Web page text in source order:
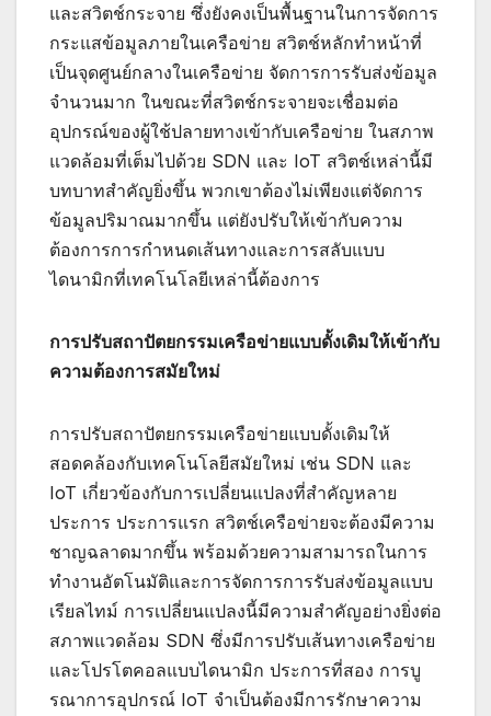
และสวิตช์กระจาย ซึ่งยังคงเป็นพื้นฐานในการจัดการ
กระแสข้อมูลภายในเครือข่าย สวิตช์หลักทำหน้าที่
เป็นจุดศูนย์กลางในเครือข่าย จัดการการรับส่งข้อมูล
จำนวนมาก ในขณะที่สวิตช์กระจายจะเชื่อมต่อ
อุปกรณ์ของผู้ใช้ปลายทางเข้ากับเครือข่าย ในสภาพ
แวดล้อมที่เต็มไปด้วย SDN และ IoT สวิตช์เหล่านี้มี
บทบาทสำคัญยิ่งขึ้น พวกเขาต้องไม่เพียงแต่จัดการ
ข้อมูลปริมาณมากขึ้น แต่ยังปรับให้เข้ากับความ
ต้องการการกำหนดเส้นทางและการสลับแบบ
ไดนามิกที่เทคโนโลยีเหล่านี้ต้องการ
การปรับสถาปัตยกรรมเครือข่ายแบบดั้งเดิมให้เข้ากับ
ความต้องการสมัยใหม่
การปรับสถาปัตยกรรมเครือข่ายแบบดั้งเดิมให้
สอดคล้องกับเทคโนโลยีสมัยใหม่ เช่น SDN และ
IoT เกี่ยวข้องกับการเปลี่ยนแปลงที่สำคัญหลาย
ประการ ประการแรก สวิตช์เครือข่ายจะต้องมีความ
ชาญฉลาดมากขึ้น พร้อมด้วยความสามารถในการ
ทำงานอัตโนมัติและการจัดการการรับส่งข้อมูลแบบ
เรียลไทม์ การเปลี่ยนแปลงนี้มีความสำคัญอย่างยิ่งต่อ
สภาพแวดล้อม SDN ซึ่งมีการปรับเส้นทางเครือข่าย
และโปรโตคอลแบบไดนามิก ประการที่สอง การบู
รณาการอุปกรณ์ IoT จำเป็นต้องมีการรักษาความ